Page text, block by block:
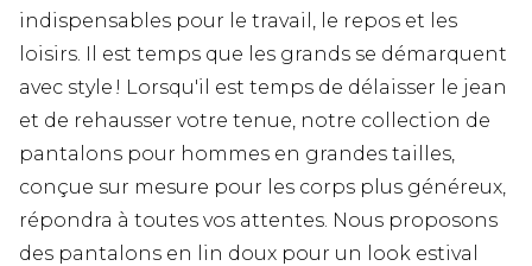
indispensables pour le travail, le repos et les
loisirs. Il est temps que les grands se démarquent
avec style ! Lorsqu'il est temps de délaisser le jean
et de rehausser votre tenue, notre collection de
pantalons pour hommes en grandes tailles,
conçue sur mesure pour les corps plus généreux,
répondra à toutes vos attentes. Nous proposons
des pantalons en lin doux pour un look estival